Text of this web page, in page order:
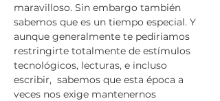
maravilloso. Sin embargo también
sabemos que es un tiempo especial. Y
aunque generalmente te pediriamos
restringirte totalmente de estímulos
tecnológicos, lecturas, e incluso
escribir,  sabemos que esta época a
veces nos exige mantenernos